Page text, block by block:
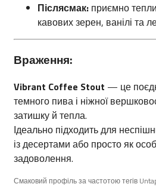
Післясмак: приємно
кавових зерен, ванілі та
Враження:
Vibrant Coffee Stout — це
темного пива і ніжної
затишку й тепла.
Ідеально підходить для
із десертами або просто як
задоволення.
Смаковий профіль за частотою тегів